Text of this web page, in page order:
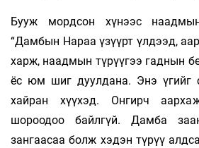
Бууж мордсон хүнээс
“Дамбын Нараа үзүүрт үлдээд,
харж, наадмын түрүүгээ гаднын
ёс юм шиг дуулдана. Энэ үгийг
хайран хүүхэд. Онгирч
шороодоо байлгүй. Дамба
зангаасаа болж хэдэн түрүү